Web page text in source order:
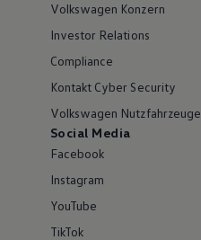
Volkswagen Konzern
Investor Relations
Compliance
Kontakt Cyber Security
Volkswagen Nutzfahrzeuge
Social Media
Facebook
Instagram
YouTube
TikTok